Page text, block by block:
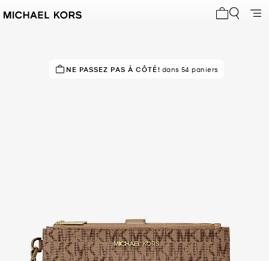
À SUCCÈS!Classé 5 étoiles par 89 % des clients
NE PASSEZ PAS À CÔTÉ! dans 54 paniers